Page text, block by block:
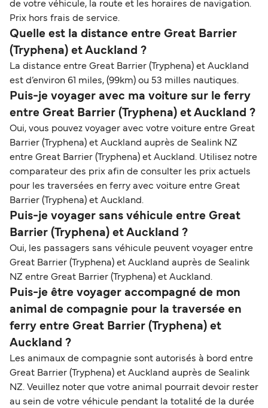
de votre véhicule, la route et les horaires de navigation.
Prix hors frais de service.
Quelle est la distance entre Great Barrier
(Tryphena) et Auckland ?
La distance entre Great Barrier (Tryphena) et Auckland
est d’environ 61 miles, (99km) ou 53 milles nautiques.
Puis-je voyager avec ma voiture sur le ferry
entre Great Barrier (Tryphena) et Auckland ?
Oui, vous pouvez voyager avec votre voiture entre Great
Barrier (Tryphena) et Auckland auprès de Sealink NZ
entre Great Barrier (Tryphena) et Auckland. Utilisez notre
comparateur des prix afin de consulter les prix actuels
pour les traversées en ferry avec voiture entre Great
Barrier (Tryphena) et Auckland.
Puis-je voyager sans véhicule entre Great
Barrier (Tryphena) et Auckland ?
Oui, les passagers sans véhicule peuvent voyager entre
Great Barrier (Tryphena) et Auckland auprès de Sealink
NZ entre Great Barrier (Tryphena) et Auckland.
Puis-je être voyager accompagné de mon
animal de compagnie pour la traversée en
ferry entre Great Barrier (Tryphena) et
Auckland ?
Les animaux de compagnie sont autorisés à bord entre
Great Barrier (Tryphena) et Auckland auprès de Sealink
NZ. Veuillez noter que votre animal pourrait devoir rester
au sein de votre véhicule pendant la totalité de la durée